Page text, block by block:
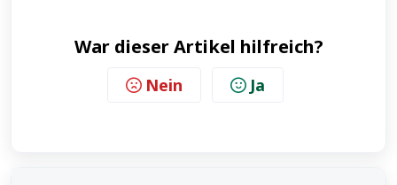
War dieser Artikel hilfreich?
Nein Ja